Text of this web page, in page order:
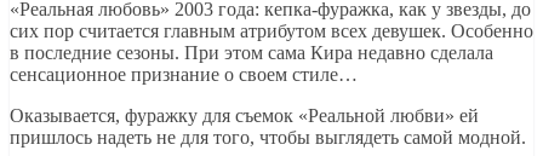
«Реальная любовь» 2003 года: кепка-фуражка, как у звезды, до
сих пор считается главным атрибутом всех девушек. Особенно
в последние сезоны. При этом сама Кира недавно сделала
сенсационное признание о своем стиле…
Оказывается, фуражку для съемок «Реальной любви» ей
пришлось надеть не для того, чтобы выглядеть самой модной.